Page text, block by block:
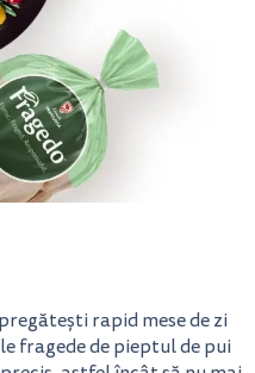
rapid mese de zi
fragede de pieptul de pui